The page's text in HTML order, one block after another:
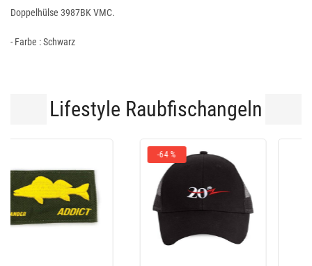
Doppelhülse 3987BK VMC.
- Farbe : Schwarz
Lifestyle Raubfischangeln